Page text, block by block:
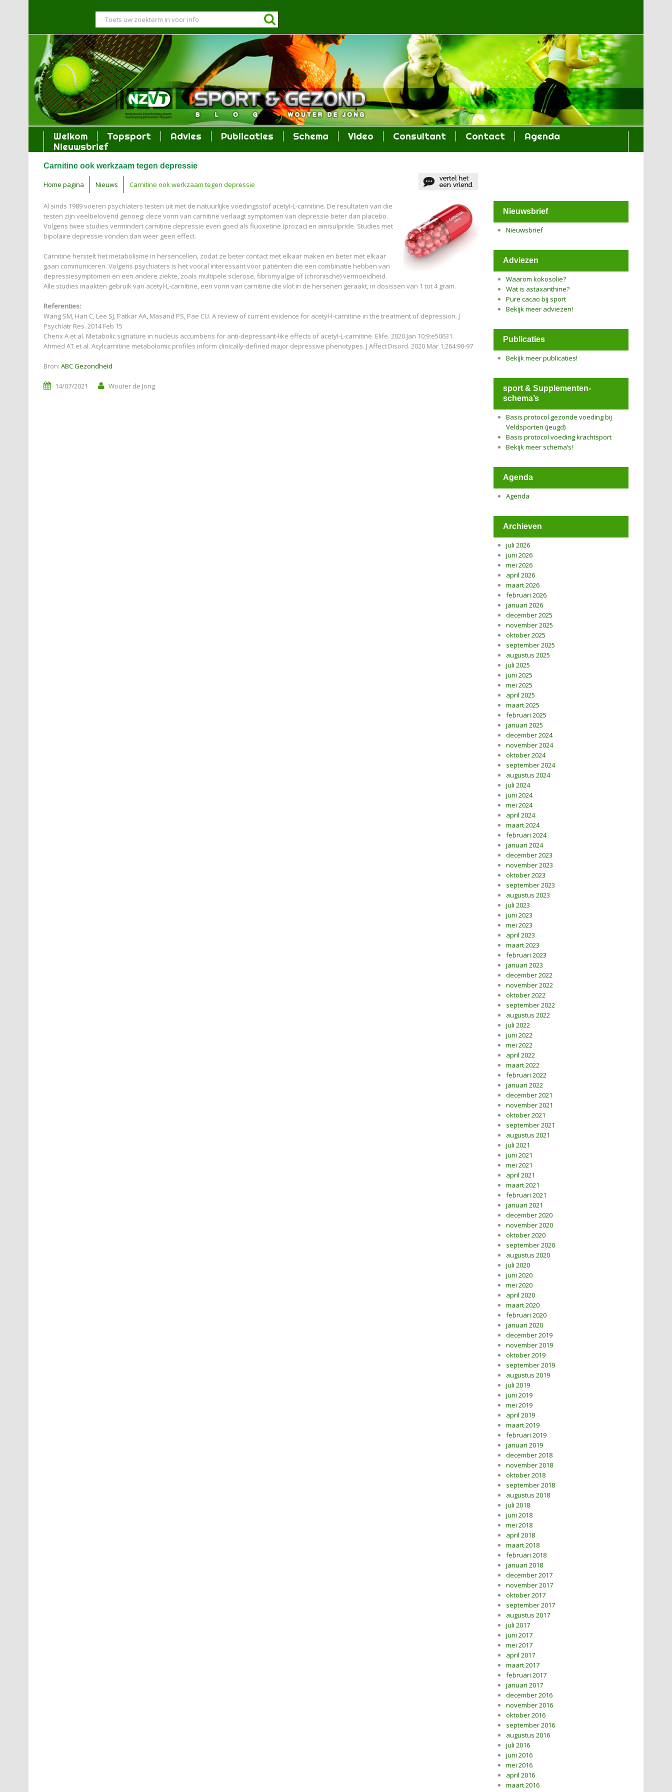
Welkom Topsport Advies Publicaties Schema Video Consultant Contact
Agenda
Nieuwsbrief
Carnitine ook werkzaam tegen depressie
Home pagina Nieuws Carnitine ook werkzaam tegen depressie
Al sinds 1989 voeren psychiaters testen uit met de natuurlijke voedingsstof acetyl-L-carnitine. De resultaten van die
testen zijn veelbelovend genoeg: deze vorm van carnitine verlaagt symptomen van depressie beter dan placebo.
Volgens twee studies vermindert carnitine depressie even goed als fluoxetine (prozac) en amisulpride. Studies met
bipolaire depressie vonden dan weer geen effect.
Carnitine herstelt het metabolisme in hersencellen, zodat ze beter contact met elkaar maken en beter met elkaar
gaan communiceren. Volgens psychiaters is het vooral interessant voor patiënten die een combinatie hebben van
depressiesymptomen en een andere ziekte, zoals multipele sclerose, fibromyalgie of (chronische) vermoeidheid.
Alle studies maakten gebruik van acetyl-L-carnitine, een vorm van carnitine die vlot in de hersenen geraakt, in dosissen van 1 tot 4 gram.
Referenties:
Wang SM, Han C, Lee SJ, Patkar AA, Masand PS, Pae CU. A review of current evidence for acetyl-l-carnitine in the treatment of depression. J
Psychiatr Res. 2014 Feb 15
Cherix A et al. Metabolic signature in nucleus accumbens for anti-depressant-like effects of acetyl-L-carnitine. Elife. 2020 Jan 10;9:e50631.
Ahmed AT et al. Acylcarnitine metabolomic profiles inform clinically-defined major depressive phenotypes. J Affect Disord. 2020 Mar 1;264:90-97
Bron: ABC Gezondheid
14/07/2021 Wouter de Jong
Nieuwsbrief
Nieuwsbrief
Adviezen
Waarom kokosolie?
Wat is astaxanthine?
Pure cacao bij sport
Bekijk meer adviezen!
Publicaties
Bekijk meer publicaties!
sport & Supplementen-
schema’s
Basis protocol gezonde voeding bij
Veldsporten (jeugd)
Basis protocol voeding krachtsport
Bekijk meer schema’s!
Agenda
Agenda
Archieven
juli 2026
juni 2026
mei 2026
april 2026
maart 2026
februari 2026
januari 2026
december 2025
november 2025
oktober 2025
september 2025
augustus 2025
juli 2025
juni 2025
mei 2025
april 2025
maart 2025
februari 2025
januari 2025
december 2024
november 2024
oktober 2024
september 2024
augustus 2024
juli 2024
juni 2024
mei 2024
april 2024
maart 2024
februari 2024
januari 2024
december 2023
november 2023
oktober 2023
september 2023
augustus 2023
juli 2023
juni 2023
mei 2023
april 2023
maart 2023
februari 2023
januari 2023
december 2022
november 2022
oktober 2022
september 2022
augustus 2022
juli 2022
juni 2022
mei 2022
april 2022
maart 2022
februari 2022
januari 2022
december 2021
november 2021
oktober 2021
september 2021
augustus 2021
juli 2021
juni 2021
mei 2021
april 2021
maart 2021
februari 2021
januari 2021
december 2020
november 2020
oktober 2020
september 2020
augustus 2020
juli 2020
juni 2020
mei 2020
april 2020
maart 2020
februari 2020
januari 2020
december 2019
november 2019
oktober 2019
september 2019
augustus 2019
juli 2019
juni 2019
mei 2019
april 2019
maart 2019
februari 2019
januari 2019
december 2018
november 2018
oktober 2018
september 2018
augustus 2018
juli 2018
juni 2018
mei 2018
april 2018
maart 2018
februari 2018
januari 2018
december 2017
november 2017
oktober 2017
september 2017
augustus 2017
juli 2017
juni 2017
mei 2017
april 2017
maart 2017
februari 2017
januari 2017
december 2016
november 2016
oktober 2016
september 2016
augustus 2016
juli 2016
juni 2016
mei 2016
april 2016
maart 2016